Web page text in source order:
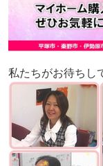
私たちがお待ちし